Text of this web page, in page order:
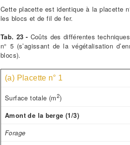
Cette placette est identique à la placette
les blocs et de fil de fer.
Tab. 23 - Coûts des différentes
n° 5 (s’agissant de la végétalisation
blocs).
(a) Placette n° 1
Surface totale (m2)
Amont de la berge (1/3)
Forage